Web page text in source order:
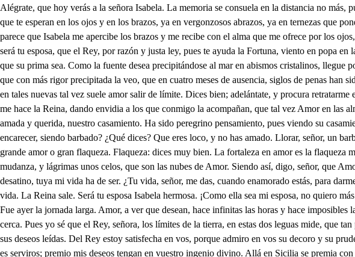
Alégrate, que hoy verás a la señora Isabela. La memoria se consuela en la distancia no más, pues de Nápoles estoy dos leguas. Siempre amor crece en la ausencia que padece, y, así, el parabién te doy de los gustos que te esperan en los ojos y en los brazos, ya en vergonzosos abrazos, ya en ternezas que ponderan los quilates del amor. En él las mayores palmas son enlazarse dos almas que las dividió el rigor de la ausencia. Ya parece que Isabela me apercibe los brazos y me recibe con el alma que me ofrece por los ojos, que, anegados en la púrpura y la nieve del rostro, donde amor bebe, esperanzas y cuidados. Agora, sin duda alguna, será tu esposa, que el Rey, por razón y justa ley, pues te ayuda la Fortuna, viento en popa en la privanza de la Reina, que le llevas después de las varias pruebas de deseos y esperanza, no te la puede negar, puesto que su prima sea. Como la fuente desea precipitándose al mar en abismos cristalinos, llegue por pizarras toscas, siendo en fugitivas roscas lisonja de los caminos, así yo lograr deseo las finezas de mi amor; fuente que con más rigor precipitada la veo, que en cuatro meses de ausencia, siglos de penas han sido los que el alma ha padecido. Yo quiero, con tu licencia, adelantarme a pedir las albricias de que llegas con salud; que en tales nuevas tal vez suele amor salir de límite. Dices bien; adelántate, y procura retratarme en su hermosura y animarme en su desdén; enamórala contando las mercedes y favores, gustos, halagos y honores que me hace la Reina, dando envidia a los que conmigo la acompañan, que tal vez Amor en las almas es de las lisonjas amigo. Y dila que a el Rey le pida por la nueva venturosa de que llegó con su esposa, del tan amada y querida, nuestro casamiento. Ha sido peregrino pensamiento, pues viendo su casamiento por tu ocasión concluido, forzosamente ha de hacer con Isabela otro tanto. Encarécele mi llanto. ¿Eso lo he de encarecer, siendo barbado? ¿Qué dices? Que eres loco, y no has amado. Llorar, señor, un barbado, aunque más lo solemnices, es de vergüenza, es bajeza. Amor los defetos dora; que, al fin, cuando un hombre llora, grande amor o gran flaqueza. Flaqueza: dices muy bien. La fortaleza en amor es la flaqueza mayor; lágrimas causa un desdén, lágrimas una esperanza, lágrimas una alegría, un favor, una porfía, un rigor, una mudanza, y lágrimas unos celos, que son las nubes de Amor. Siendo así, digo, señor, que Amor es un llora-duelos; yo me voy. Si haces. Corvino, que Isabela del Rey gane la palabra y que se allane mi amoroso desatino, tuya mi vida ha de ser. ¿Tu vida, señor, me das, cuando enamorado estás, para darme en qué entender? Yo la doy por recebida, que es la vida de un amante al infierno semejante, y dicen que no hay tal vida. La Reina sale. Será tu esposa Isabela hermosa. ¡Como ella sea mi esposa, no quiero más premio ya! ¿Carlos? Señora, ¿No es hora de caminar? Sólo esperan las carrozas de caballos a que salga Vuestra Alteza. Fue ayer la jornada larga. Amor, a ver que desean, hace infinitas las horas y hace imposibles las leguas. Aunque a Enrique ver deseo, Amor no me da tal priesa, Carlos, que me descomponga cuando del estoy tan cerca. Pues yo sé que el Rey, señora, los límites de la tierra, en estas dos leguas mide, que tan prolijas y eternas las hace el deseo. Basta, que con lisonjas ajenas sabe enamorar el Rey. Todas son verdades éstas en sus deseos leídas. Del Rey estoy satisfecha en vos, porque admiro en vos su decoro y su prudencia, porque da a entender la suya en fiarse de la vuestra; muy obligada os estoy en esta jornada. Empresa y blasón mío es serviros; premio mis deseos tengan en vuestro ingenio divino. Allá en Sicilia se premia con obras, que las palabras hacen poco, y mucho pesan; y así, porque conozcáis cuan pagada y cuan contenta estoy de vuestra virtud, quiero que este premio sea conforme a vuestro valor, medido a vuestra nobleza, y así, el ducado de Fox ha de ser la recompensa de vuestros servicios. ¿Cómo, si es de Fox digna duquesa Margarita, vuestra hermana? Pues si mi hermana no fuera duquesa de Fox, ¿que hacía en daros título y renta yo del ducado? El ducado, para que mi amor se entienda, es vuestro. Pues ¿qué ha de hacer Margarita? ¿Qué? Ser vuestra; que si es el título suyo, el título os